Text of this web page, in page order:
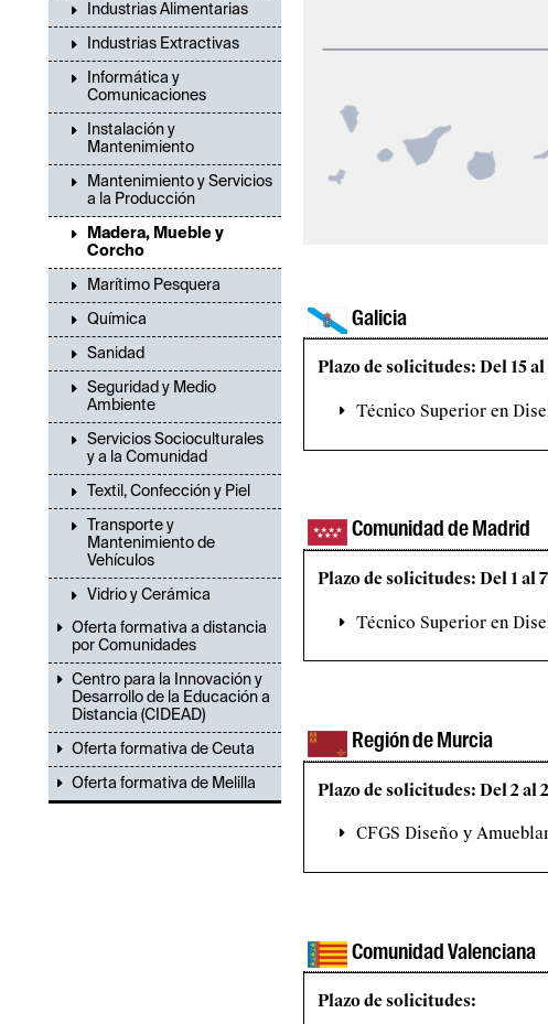
Industrias Alimentarias
Industrias Extractivas
Informática y
Comunicaciones
Instalación y
Mantenimiento
Mantenimiento y Servicios
a la Producción
Madera, Mueble y
Corcho
Marítimo Pesquera
Química
Sanidad
Seguridad y Medio
Ambiente
Servicios Socioculturales
y a la Comunidad
Textil, Confección y Piel
Transporte y
Mantenimiento de
Vehículos
Vidrio y Cerámica
Oferta formativa a distancia
por Comunidades
Centro para la Innovación y
Desarrollo de la Educación a
Distancia (CIDEAD)
Oferta formativa de Ceuta
Oferta formativa de Melilla
Galicia
Plazo de solicitudes: Del 15
Técnico Superior en
Comunidad de Madrid
Plazo de solicitudes: Del 1 al
Técnico Superior en
Región de Murcia
Plazo de solicitudes: Del 2 al
CFGS Diseño y
Comunidad Valenciana
Plazo de solicitudes: